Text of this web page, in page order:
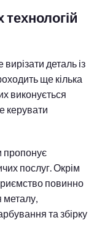
деталь із
ще кілька
виконується
керувати
пропонує
послуг. Окрім
повинно
металу,
та збірку